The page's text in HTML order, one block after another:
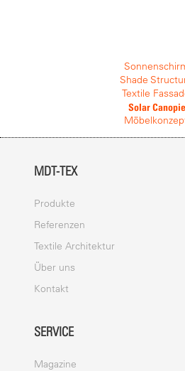
Shade
Textile
Solar
MDT-TEX
Produkte
Referenzen
Textile Architektur
Über uns
Kontakt
SERVICE
Magazine